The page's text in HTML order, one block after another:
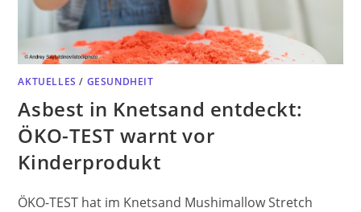
AKTUELLES / GESUNDHEIT
Asbest in Knetsand entdeckt:
ÖKO-TEST warnt vor
Kinderprodukt
ÖKO-TEST hat im Knetsand Mushimallow Stretch